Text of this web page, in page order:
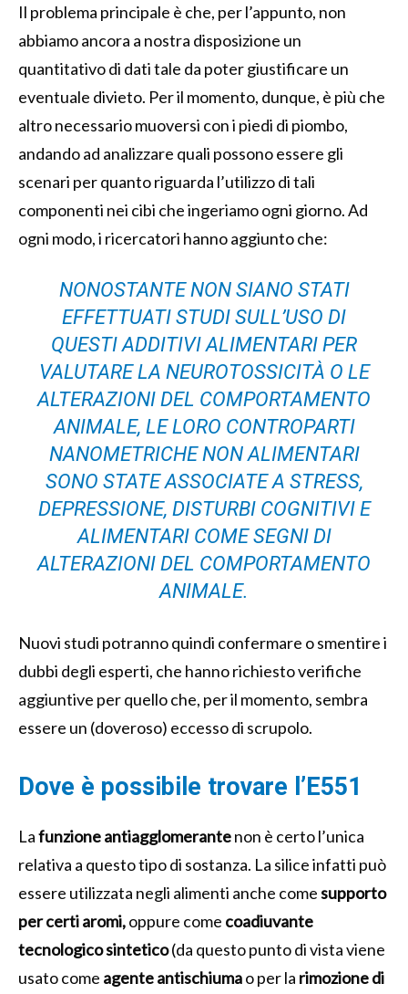
Il problema principale è che, per l’appunto, non
abbiamo ancora a nostra disposizione un
quantitativo di dati tale da poter giustificare un
eventuale divieto. Per il momento, dunque, è più che
altro necessario muoversi con i piedi di piombo,
andando ad analizzare quali possono essere gli
scenari per quanto riguarda l’utilizzo di tali
componenti nei cibi che ingeriamo ogni giorno. Ad
ogni modo, i ricercatori hanno aggiunto che:
NONOSTANTE NON SIANO STATI
EFFETTUATI STUDI SULL’USO DI
QUESTI ADDITIVI ALIMENTARI PER
VALUTARE LA NEUROTOSSICITÀ O LE
ALTERAZIONI DEL COMPORTAMENTO
ANIMALE, LE LORO CONTROPARTI
NANOMETRICHE NON ALIMENTARI
SONO STATE ASSOCIATE A STRESS,
DEPRESSIONE, DISTURBI COGNITIVI E
ALIMENTARI COME SEGNI DI
ALTERAZIONI DEL COMPORTAMENTO
ANIMALE.
Nuovi studi potranno quindi confermare o smentire i
dubbi degli esperti, che hanno richiesto verifiche
aggiuntive per quello che, per il momento, sembra
essere un (doveroso) eccesso di scrupolo.
Dove è possibile trovare l’E551
Lafunzione antiagglomerantenon è certo l’unica
relativa a questo tipo di sostanza. La silice infatti può
essere utilizzata negli alimenti anche comesupporto
per certi aromi,oppure come coadiuvante
tecnologico sintetico(da questo punto di vista viene
usato come agente antischiumao per la rimozione di